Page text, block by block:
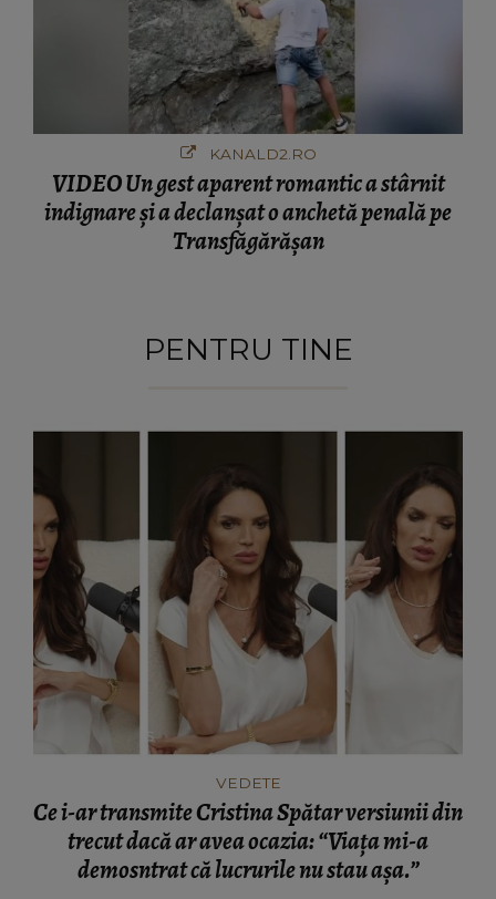
KANALD2.RO
VIDEO Un gest aparent romantic a stârnit
indignare și a declanșat o anchetă penală pe
Transfăgărășan
PENTRU TINE
VEDETE
Ce i-ar transmite Cristina Spătar versiunii din
trecut dacă ar avea ocazia: “Viața mi-a
demosntrat că lucrurile nu stau așa.”